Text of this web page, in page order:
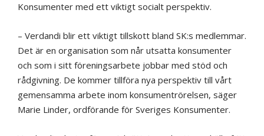
Konsumenter med ett viktigt socialt perspektiv.
– Verdandi blir ett viktigt tillskott bland SK:s medlemmar.
Det är en organisation som når utsatta konsumenter
och som i sitt föreningsarbete jobbar med stöd och
rådgivning. De kommer tillföra nya perspektiv till vårt
gemensamma arbete inom konsumentrörelsen, säger
Marie Linder, ordförande för Sveriges Konsumenter.